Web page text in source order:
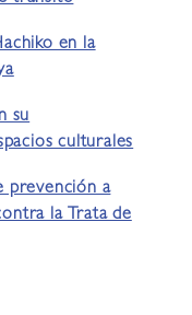
en la
su
culturales
prevención a
la Trata de